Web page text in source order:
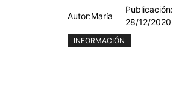
Autor:María
Publicación:
28/12/2020
INFORMACIÓN